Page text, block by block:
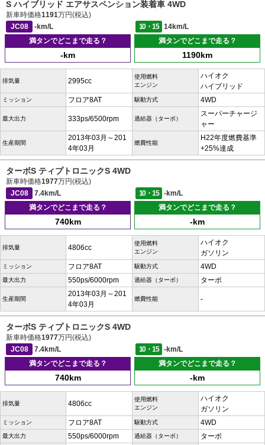
S ハイブリッド エアサスペンション装着車 4WD
新車時価格1191万円(税込)
JC08
-km/L 10・15
14km/L
満タンでどこまで走る？
-km
満タンでどこまで走る？
1190km
排気量 2995cc
使用燃料
エンジン
ハイオク
ハイブリッド
ミッション フロア8AT 駆動方式 4WD
最大出力 333ps/6500rpm 過給器（ターボ）
スーパーチャージ
ャー
生産期間
2013年03月～201
4年03月
燃費性能
H22年度燃費基準
+25%達成
ターボS ティプトロニックS 4WD
新車時価格1977万円(税込)
JC08
7.4km/L 10・15
-km/L
満タンでどこまで走る？
740km
満タンでどこまで走る？
-km
排気量 4806cc
使用燃料
エンジン
ハイオク
ガソリン
ミッション フロア8AT 駆動方式 4WD
最大出力 550ps/6000rpm 過給器（ターボ） ターボ
生産期間
2013年03月～201
4年03月
燃費性能 -
ターボS ティプトロニックS 4WD
新車時価格1977万円(税込)
JC08
7.4km/L 10・15
-km/L
満タンでどこまで走る？
740km
満タンでどこまで走る？
-km
排気量 4806cc
使用燃料
エンジン
ハイオク
ガソリン
ミッション フロア8AT 駆動方式 4WD
最大出力 550ps/6000rpm 過給器（ターボ） ターボ